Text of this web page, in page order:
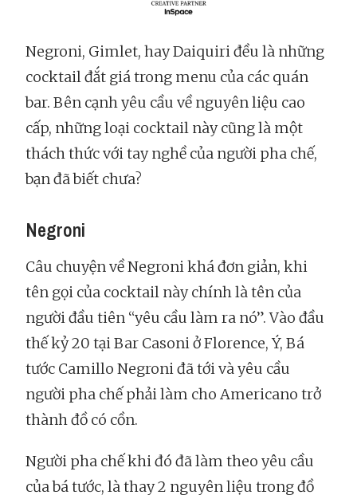
Negroni, Gimlet, hay Daiquiri đều là những
cocktail đắt giá trong menu của các quán
bar. Bên cạnh yêu cầu về nguyên liệu cao
cấp, những loại cocktail này cũng là một
thách thức với tay nghề của người pha chế,
bạn đã biết chưa?
Negroni
Câu chuyện về Negroni khá đơn giản, khi
tên gọi của cocktail này chính là tên của
người đầu tiên “yêu cầu làm ra nó”. Vào đầu
thế kỷ 20 tại Bar Casoni ở Florence, Ý, Bá
tước Camillo Negroni đã tới và yêu cầu
người pha chế phải làm cho Americano trở
thành đồ có cồn.
Người pha chế khi đó đã làm theo yêu cầu
của bá tước, là thay 2 nguyên liệu trong đồ